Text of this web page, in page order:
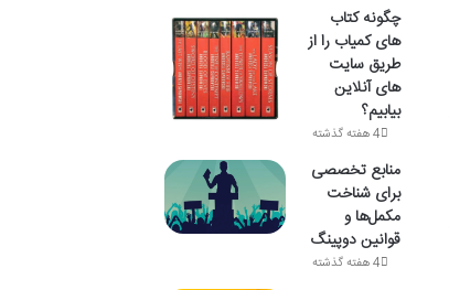
چگونه کتاب
های کمیاب را از
طریق سایت
های آنلاین
بیابیم؟
4 هفته گذشته
منابع تخصصی
برای شناخت
مکمل‌ها و
قوانین دوپینگ
4 هفته گذشته